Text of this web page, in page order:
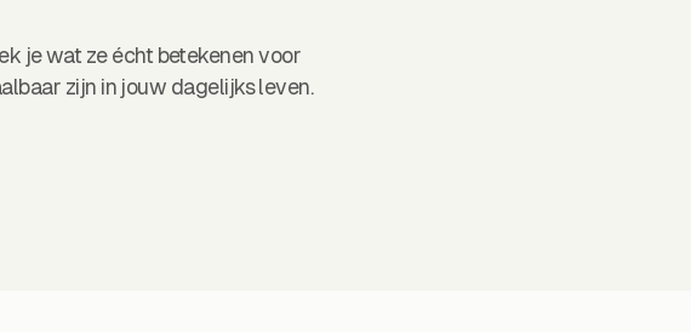
je wat ze écht betekenen voor
zijn in jouw dagelijks leven.